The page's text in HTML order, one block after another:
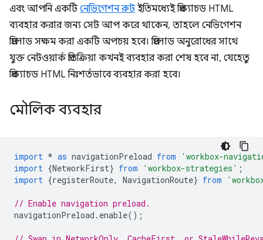
এবং আপনি একটিনেভিগেশন রুটইতিমধ্যেই প্রিক্যাচড HTML
ব্যবহার করার জন্য সেট আপ করে থাকেন, তাহলে নেভিগেশন
প্রিলোড সক্ষম করা একটি অপচয় হবে। প্রিলোড অনুরোধের সাথে
যুক্ত নেটওয়ার্ক প্রতিক্রিয়া কখনই ব্যবহার করা শেষ হবে না, যেহেতু
প্রিক্যাচড HTML নিঃশর্তভাবে ব্যবহার করা হবে।
মৌলিক ব্যবহার
import * as navigationPreload from
'workbox-
import {NetworkFirst} from 'workbox-strategies' ;
import {registerRoute, NavigationRoute} from
// Enable navigation preload.
navigationPreload . enable();